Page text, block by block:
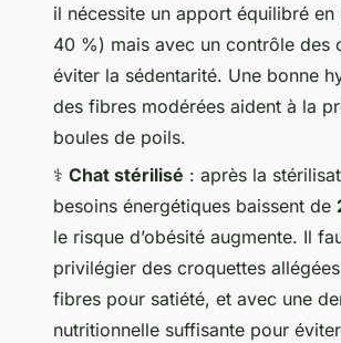
il nécessite un apport équilibré
40 %) mais avec un contrôle des
éviter la sédentarité. Une bonne
des fibres modérées aident à la
boules de poils.
⚕️ Chat stérilisé : après la
besoins énergétiques baissent de
le risque d’obésité augmente. Il
privilégier des croquettes
fibres pour satiété, et avec une
nutritionnelle suffisante pour